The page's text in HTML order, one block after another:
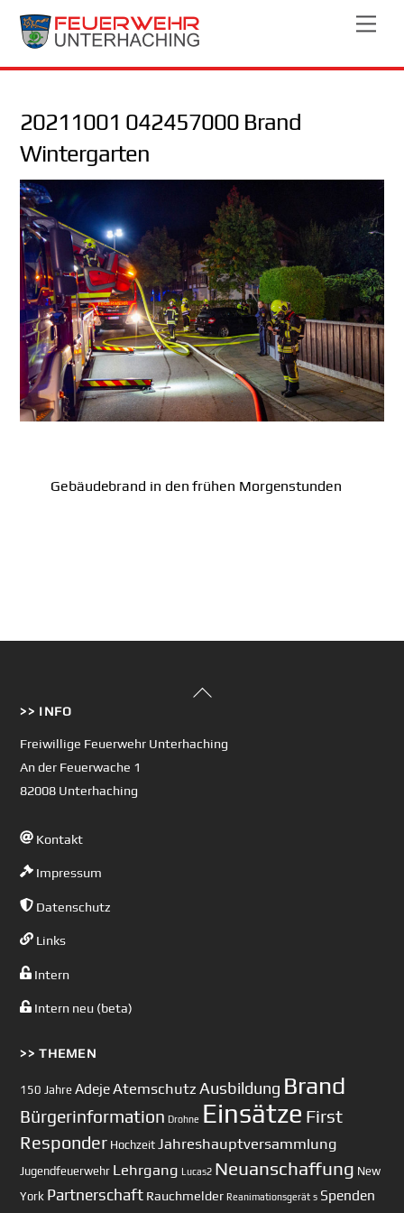
Skip
20211001 042457000 Brand
Wintergarten
Gebäudebrand in den frühen Morgenstunden
Back
>> INFO
Freiwillige Feuerwehr Unterhaching
An der Feuerwache 1
82008 Unterhaching
Kontakt
Impressum
Datenschutz
Links
Intern
Intern neu (beta)
>> THEMEN
150 Jahre AdejeAtemschutz Ausbildung Brand
Bürgerinformation Drohne Einsätze First
Responder Hochzeit Jahreshauptversammlung
Jugendfeuerwehr Lehrgang Lucas2 Neuanschaffung New
York Partnerschaft Rauchmelder Reanimationsgerät s Spenden